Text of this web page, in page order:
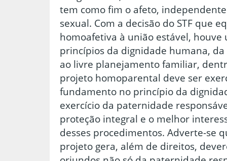
tem como fim o afeto,
sexual. Com a decisão do STF que
homoafetiva à união estável, houve
princípios da dignidade humana,
ao livre planejamento familiar,
projeto homoparental deve ser
fundamento no princípio da
exercício da paternidade
proteção integral e o melhor
desses procedimentos. Adverte-se
projeto gera, além de direitos,